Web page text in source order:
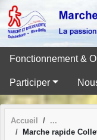
Fonctionnement &
Participer
Accueil
Marche rapide
Panneau de gestion